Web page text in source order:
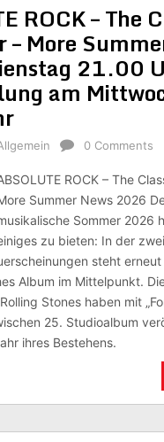
ROCK – The
– More
21.00
am
0 Comments
ROCK – The
Summer News 2026
Sommer 2026
zu bieten: In der
steht erneut
Album im Mittelpunkt.
Stones haben mit
25. Studioalbum
ihres Bestehens.